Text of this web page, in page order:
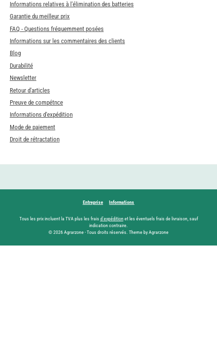
Informations relatives à l'élimination des batteries
Garantie du meilleur prix
FAQ - Questions fréquemment posées
Informations sur les commentaires des clients
Blog
Durabilité
Newsletter
Retour d'articles
Preuve de compétnce
Informations d'expédition
Mode de paiement
Droit de rétractation
Entreprise Informations
Tous les prix incluent la TVA plus les frais d'expéditionet les éventuels frais de livraison, sauf
indication contraire.
© 2026 Agrarzone - Tous droits réservés. Theme by Agrarzone